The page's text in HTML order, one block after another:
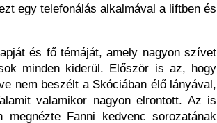
egy telefonálás alkalmával a liftben és
és fő témáját, amely nagyon szívet
minden kiderül. Először is az, hogy
nem beszélt a Skóciában élő lányával,
valamikor nagyon elrontott. Az is
Fanni kedvenc sorozatának